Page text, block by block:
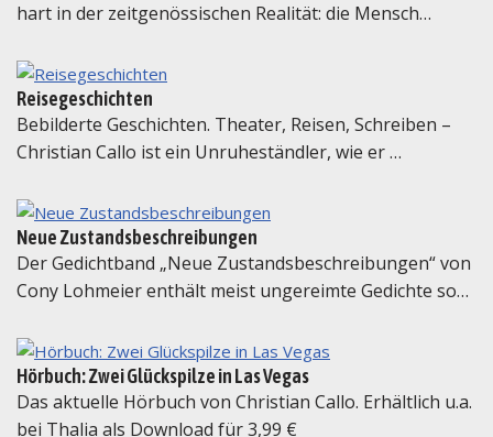
hart in der zeitgenössischen Realität: die Mensch…
Reisegeschichten
Bebilderte Geschichten. Theater, Reisen, Schreiben –
Christian Callo ist ein Unruheständler, wie er …
Neue Zustandsbeschreibungen
Der Gedichtband „Neue Zustandsbeschreibungen“ von
Cony Lohmeier enthält meist ungereimte Gedichte so…
Hörbuch: Zwei Glückspilze in Las Vegas
Das aktuelle Hörbuch von Christian Callo. Erhältlich u.a.
bei Thalia als Download für 3,99 €